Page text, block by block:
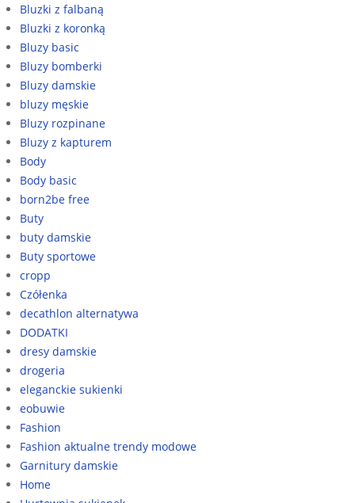
Bluzki z falbaną
Bluzki z koronką
Bluzy basic
Bluzy bomberki
Bluzy damskie
bluzy męskie
Bluzy rozpinane
Bluzy z kapturem
Body
Body basic
born2be free
Buty
buty damskie
Buty sportowe
cropp
Czółenka
decathlon alternatywa
DODATKI
dresy damskie
drogeria
eleganckie sukienki
eobuwie
Fashion
Fashion aktualne trendy modowe
Garnitury damskie
Home